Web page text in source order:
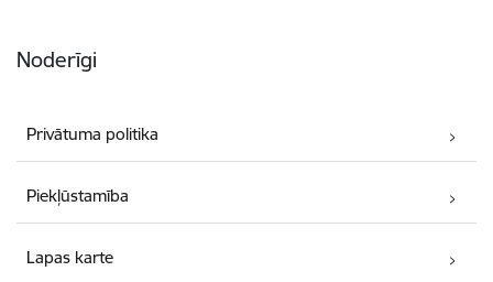
Noderīgi
Privātuma politika
Piekļūstamība
Lapas karte